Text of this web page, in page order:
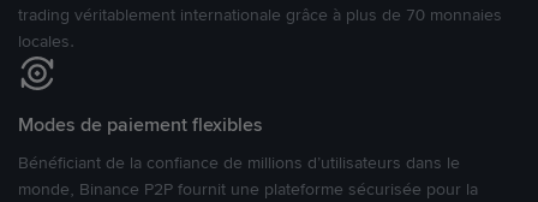
trading véritablement internationale grâce à plus de 70 monnaies
locales.
Modes de paiement flexibles
Bénéficiant de la confiance de millions d’utilisateurs dans le
monde, Binance P2P fournit une plateforme sécurisée pour la